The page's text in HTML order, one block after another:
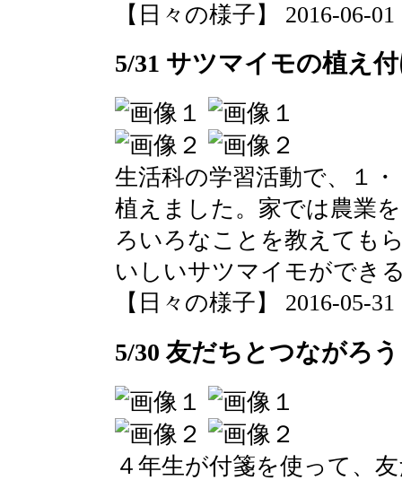
【日々の様子】 2016-06-
5/31 サツマイモの植え
生活科の学習活動で、１
植えました。家では農業
ろいろなことを教えても
いしいサツマイモができ
【日々の様子】 2016-05-
5/30 友だちとつながろう
４年生が付箋を使って、